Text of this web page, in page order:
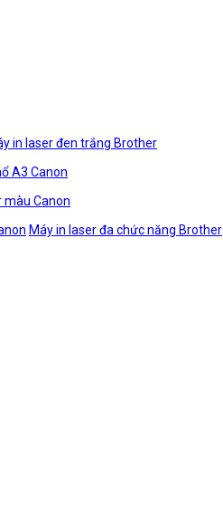
in laser đen trắng Brother
A3 Canon
màu Canon
Máy in laser đa chức năng Brother